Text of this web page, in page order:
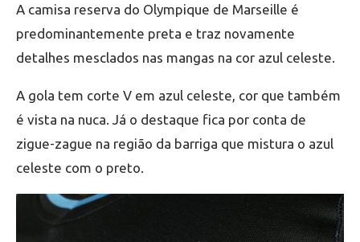
A camisa reserva do Olympique de Marseille é
predominantemente preta e traz novamente
detalhes mesclados nas mangas na cor azul celeste.
A gola tem corte V em azul celeste, cor que também
é vista na nuca. Já o destaque fica por conta de
zigue-zague na região da barriga que mistura o azul
celeste com o preto.